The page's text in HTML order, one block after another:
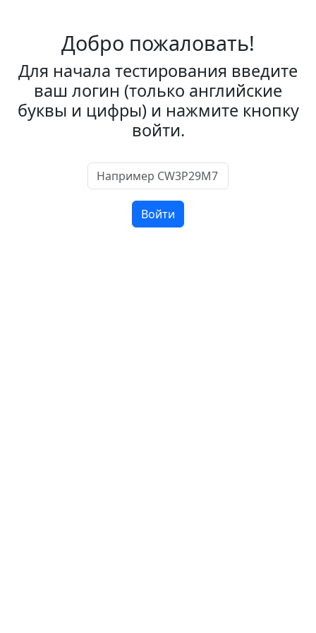
Добро пожаловать!
Для начала тестирования введите
ваш логин (только английские
буквы и цифры) и нажмите кнопку
войти.
Войти